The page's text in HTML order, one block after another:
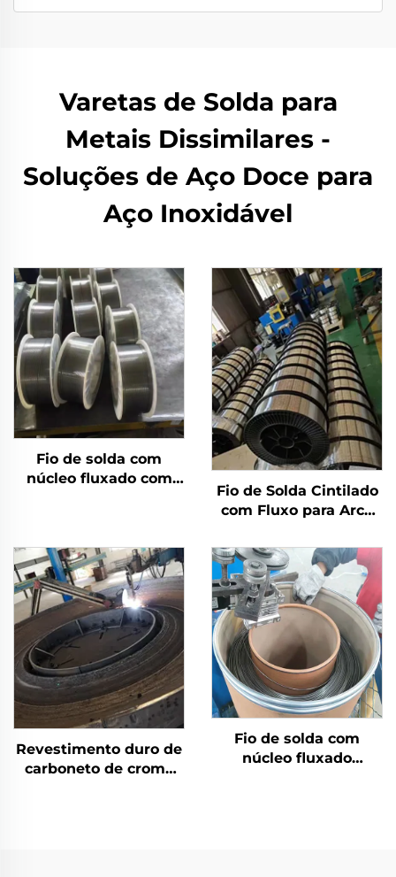
Varetas de Solda para
Metais Dissimilares -
Soluções de Aço Doce para
Aço Inoxidável
Fio de solda com
núcleo fluxado com
Fio de Solda Cintilado
com Fluxo para Arco
Revestimento duro de
carboneto de cromo
Fio de solda com
núcleo fluxado